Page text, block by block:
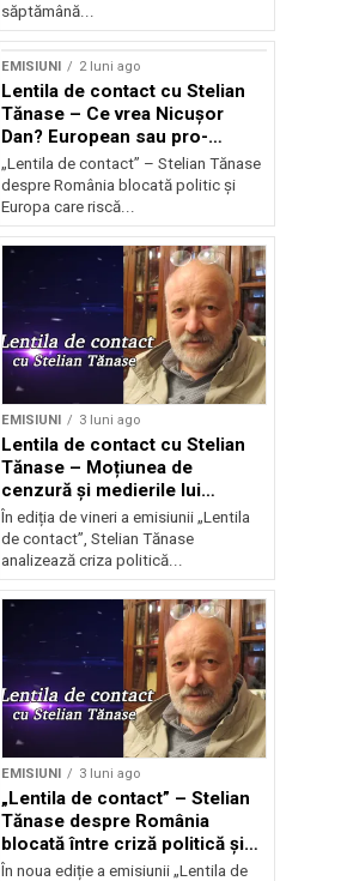
săptămână...
EMISIUNI 2 luni ago
Lentila de contact cu Stelian
Tănase – Ce vrea Nicușor
Dan? European sau pro-
occidental?
„Lentila de contact” – Stelian Tănase
despre România blocată politic și
Europa care riscă...
EMISIUNI 3 luni ago
Lentila de contact cu Stelian
Tănase – Moțiunea de
cenzură și medierile lui
Nicușor
În ediția de vineri a emisiunii „Lentila
de contact”, Stelian Tănase
analizează criza politică...
EMISIUNI 3 luni ago
„Lentila de contact” – Stelian
Tănase despre România
blocată între criză politică și
scumpiri
În noua ediție a emisiunii „Lentila de